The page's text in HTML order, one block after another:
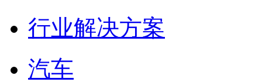
行业解决方案
汽车